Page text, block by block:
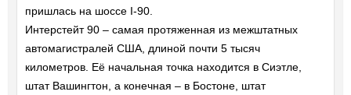
пришлась на шоссе I-90.
Интерстейт 90 – самая протяженная из межштатных
автомагистралей США, длиной почти 5 тысяч
километров. Её начальная точка находится в Сиэтле,
штат Вашингтон, а конечная – в Бостоне, штат